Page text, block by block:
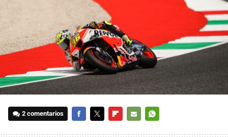
2 comentarios